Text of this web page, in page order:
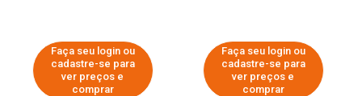
Faça seu login ou
cadastre-se para
ver preços e
comprar
Faça seu login ou
cadastre-se para
ver preços e
comprar